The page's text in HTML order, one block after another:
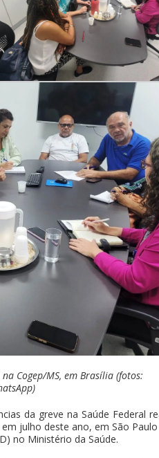
Cogep/MS, em Brasília (fotos:
da greve na Saúde Federal
julho deste ano, em São Paulo
no Ministério da Saúde.